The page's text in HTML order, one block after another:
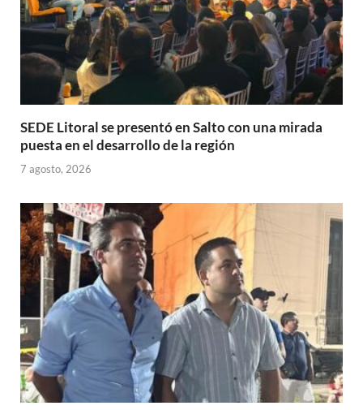
SEDE Litoral se presentó en Salto con una mirada
puesta en el desarrollo de la región
7 agosto, 2026